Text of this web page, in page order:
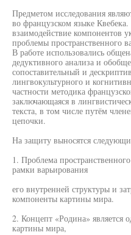
Предметом исследования
во французском языке
взаимодействие компонентов
проблемы пространственного
В работе использовались
дедуктивного анализа и
сопоставительный и
лингвокультурного и
частности методика
заключающаяся в
текста, в том числе путём
цепочки.
На защиту выносятся
1. Проблема
рамки варьирования
его внутренней структуры и
компоненты картины мира.
2. Концепт «Родина» является
картины мира,